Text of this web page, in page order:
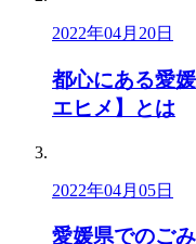
2022年04月20日
都心にある愛
エヒメ】とは
2022年04月05日
愛媛県でのご